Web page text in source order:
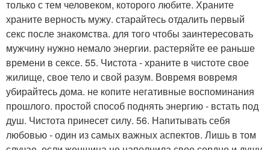
только с тем человеком, которого любите. Храните
храните верность мужу. старайтесь отдалить первый
секс после знакомства. для того чтобы заинтересовать
мужчину нужно немало энергии. растеряйте ее раньше
времени в сексе. 55. Чистота - храните в чистоте свое
жилище, свое тело и свой разум. Вовремя вовремя
убирайтесь дома. не копите негативные воспоминания
прошлого. простой способ поднять энергию - встать под
душ. Чистота принесет силу. 56. Напитывать себя
любовью - один из самых важных аспектов. Лишь в том